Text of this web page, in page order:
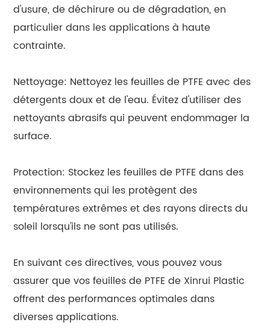
d'usure, de déchirure ou de dégradation, en
particulier dans les applications à haute
contrainte.
Nettoyage: Nettoyez les feuilles de PTFE avec des
détergents doux et de l'eau. Évitez d'utiliser des
nettoyants abrasifs qui peuvent endommager la
surface.
Protection: Stockez les feuilles de PTFE dans des
environnements qui les protègent des
températures extrêmes et des rayons directs du
soleil lorsqu'ils ne sont pas utilisés.
En suivant ces directives, vous pouvez vous
assurer que vos feuilles de PTFE de Xinrui Plastic
offrent des performances optimales dans
diverses applications.